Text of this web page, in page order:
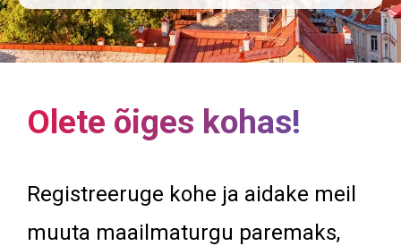
Olete õiges kohas!
Registreeruge kohe ja aidake meil
muuta maailmaturgu paremaks,